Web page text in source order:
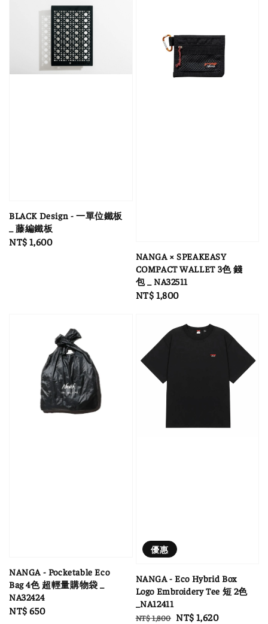
BLACK Design - 一單位鐵板
_ 藤編鐵板
Regular
NT$ 1,600
NANGA × SPEAKEASY
COMPACT WALLET 3色 錢
包 _ NA32511
Regular
NT$ 1,800
NANGA - Pocketable Eco
Bag 4色 超輕量購物袋 _
NA32424
Regular
NT$ 650
優惠
NANGA - Eco Hybrid Box
Logo Embroidery Tee 短 2色
_NA12411
Regular
NT$ 1,800 Sale
NT$ 1,620